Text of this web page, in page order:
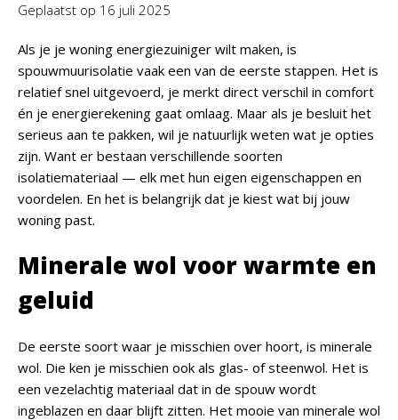
Geplaatst op 16 juli 2025
Als je je woning energiezuiniger wilt maken, is
spouwmuurisolatie vaak een van de eerste stappen. Het is
relatief snel uitgevoerd, je merkt direct verschil in comfort
én je energierekening gaat omlaag. Maar als je besluit het
serieus aan te pakken, wil je natuurlijk weten wat je opties
zijn. Want er bestaan verschillende soorten
isolatiemateriaal — elk met hun eigen eigenschappen en
voordelen. En het is belangrijk dat je kiest wat bij jouw
woning past.
Minerale wol voor warmte en
geluid
De eerste soort waar je misschien over hoort, is minerale
wol. Die ken je misschien ook als glas- of steenwol. Het is
een vezelachtig materiaal dat in de spouw wordt
ingeblazen en daar blijft zitten. Het mooie van minerale wol